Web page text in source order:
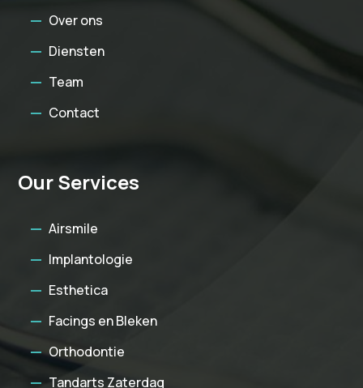
Over ons
Diensten
Team
Contact
Our Services
Airsmile
Implantologie
Esthetica
Facings en Bleken
Orthodontie
Tandarts Zaterdag